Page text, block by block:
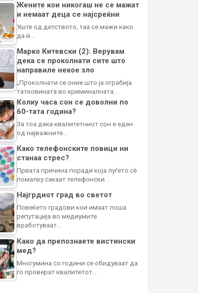
Жените кои никогаш не се мажат
и немаат деца се најсреќни
Уште од детството, таа се мажи како
да ѝ…
Марко Китевски (2): Верувам
дека се проколнати сите што
направиле некое зло
„Проколнати се оние што ја ограбија
татковината во криминалната…
Колку часа сон се доволни по
60-тата година?
За тоа дека квалитетниот сон е еден
од најважните…
Како телефонските повици ни
станаа стрес?
Првата причина поради која луѓето сè
помалку сакаат телефонски…
Најгрдиот град во светот
Повеќето градови кои имаат лоша
репутација во медиумите
вработуваат…
Како да препознаете вистински
мед?
Многумина со години се обидуваат да
го проверат квалитетот…